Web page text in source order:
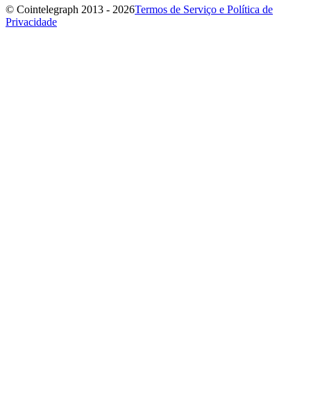
© Cointelegraph 2013 - 2026Termos de Serviço e Política de
Privacidade